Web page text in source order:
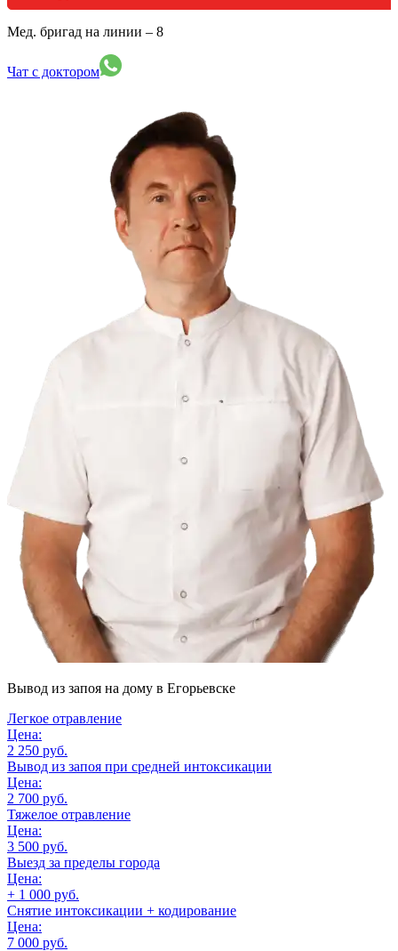
Мед. бригад на линии – 8
Чат с доктором
Вывод из запоя на дому в Егорьевске
Легкое отравление
Цена:
2 250 руб.
Вывод из запоя при средней интоксикации
Цена:
2 700 руб.
Тяжелое отравление
Цена:
3 500 руб.
Выезд за пределы города
Цена:
+ 1 000 руб.
Снятие интоксикации + кодирование
Цена:
7 000 руб.